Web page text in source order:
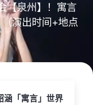
【泉州】！寓言
演出时间+地点
涵「寓言」世界